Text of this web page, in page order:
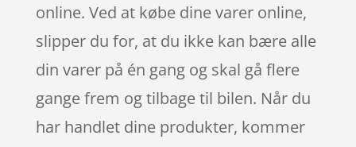
online. Ved at købe dine varer online,
slipper du for, at du ikke kan bære alle
din varer på én gang og skal gå flere
gange frem og tilbage til bilen. Når du
har handlet dine produkter, kommer